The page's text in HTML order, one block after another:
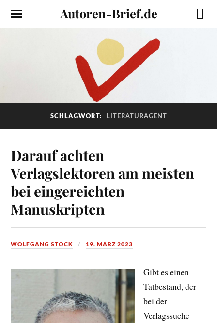
Autoren-Brief.de
SCHLAGWORT: LITERATURAGENT
Darauf achten
Verlagslektoren am meisten
bei eingereichten
Manuskripten
WOLFGANG STOCK 19. MÄRZ 2023
Gibt es einen
Tatbestand, der
bei der
Verlagssuche